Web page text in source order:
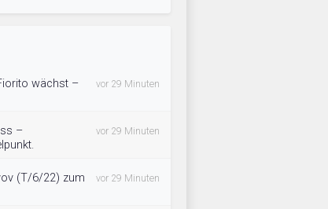
wächst –
vor 29 Minuten
–
vor 29 Minuten
(T/6/22) zum
vor 29 Minuten